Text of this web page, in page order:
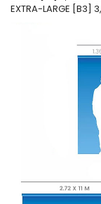
EXTRA-LARGE